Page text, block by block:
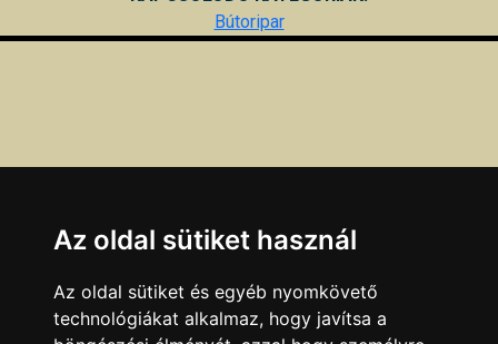
Bútoripar
Az oldal sütiket használ
Az oldal sütiket és egyéb nyomkövető
technológiákat alkalmaz, hogy javítsa a